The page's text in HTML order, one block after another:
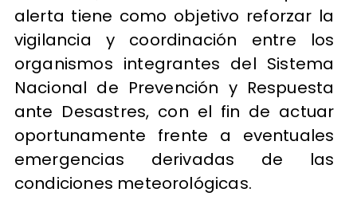
alerta tiene como objetivo reforzar la
vigilancia y coordinación entre los
organismos integrantes del Sistema
Nacional de Prevención y Respuesta
ante Desastres, con el fin de actuar
oportunamente frente a eventuales
emergencias derivadas de las
condiciones meteorológicas.